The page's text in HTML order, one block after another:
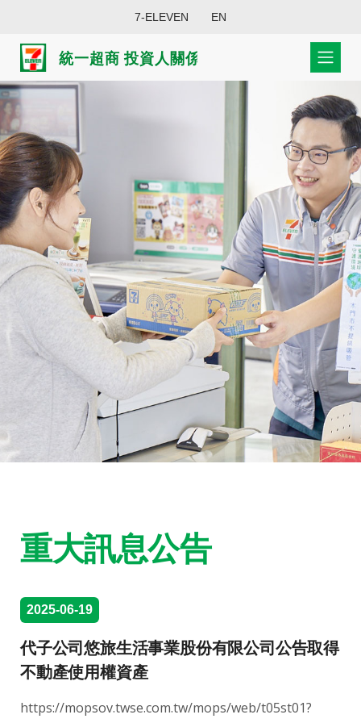
7-ELEVEN EN
重大訊息公告
2025-06-19
代子公司悠旅生活事業股份有限公司公告取得
不動產使用權資產
https://mopsov.twse.com.tw/mops/web/t05st01?